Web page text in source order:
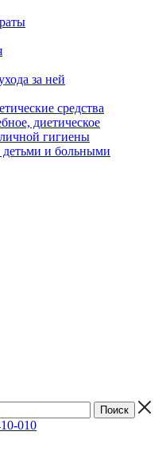
за ней
средства
диетическое
гигиены
детьми и больными
010